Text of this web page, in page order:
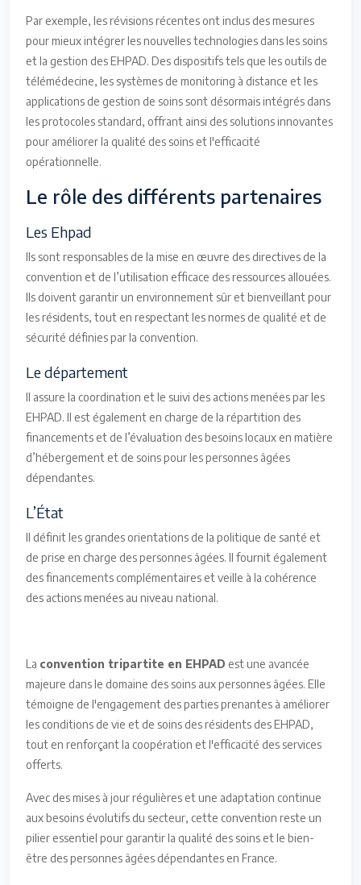
Par exemple, les révisions récentes ont inclus des mesures
pour mieux intégrer les nouvelles technologies dans les soins
et la gestion des EHPAD. Des dispositifs tels que les outils de
télémédecine, les systèmes de monitoring à distance et les
applications de gestion de soins sont désormais intégrés dans
les protocoles standard, offrant ainsi des solutions innovantes
pour améliorer la qualité des soins et l'efficacité
opérationnelle.
Le rôle des différents partenaires
Les Ehpad
Ils sont responsables de la mise en œuvre des directives de la
convention et de l’utilisation efficace des ressources allouées.
Ils doivent garantir un environnement sûr et bienveillant pour
les résidents, tout en respectant les normes de qualité et de
sécurité définies par la convention.
Le département
Il assure la coordination et le suivi des actions menées par les
EHPAD. Il est également en charge de la répartition des
financements et de l’évaluation des besoins locaux en matière
d’hébergement et de soins pour les personnes âgées
dépendantes.
L’État
Il définit les grandes orientations de la politique de santé et
de prise en charge des personnes âgées. Il fournit également
des financements complémentaires et veille à la cohérence
des actions menées au niveau national.
La convention tripartite en EHPAD est une avancée
majeure dans le domaine des soins aux personnes âgées. Elle
témoigne de l'engagement des parties prenantes à améliorer
les conditions de vie et de soins des résidents des EHPAD,
tout en renforçant la coopération et l'efficacité des services
offerts.
Avec des mises à jour régulières et une adaptation continue
aux besoins évolutifs du secteur, cette convention reste un
pilier essentiel pour garantir la qualité des soins et le bien-
être des personnes âgées dépendantes en France.